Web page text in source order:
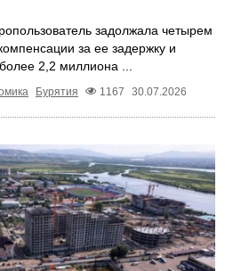
задолжала четырем
за ее задержку и
2,2 миллиона ...
Бурятия 1167 30.07.2026